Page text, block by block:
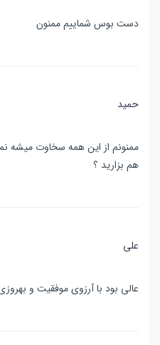
دست بوس شماییم ممنون
حمید
ممنونم از این همه سخاوت میشه
هم بزارید ؟
علی
عالی بود با آرزوی موفقیت و